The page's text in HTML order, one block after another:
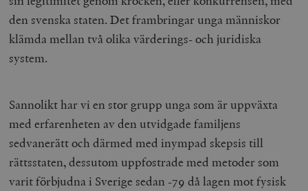
den svenska staten. Det frambringar unga människor
klämda mellan två olika värderings- och juridiska
system.
Sannolikt har vi en stor grupp unga som är uppväxta
med erfarenheten av den utvidgade familjens
sedvanerätt och därmed med inympad skepsis till
rättsstaten, dessutom uppfostrade med metoder som
varit förbjudna i Sverige sedan -79 då lagen mot fysisk
timbro.se